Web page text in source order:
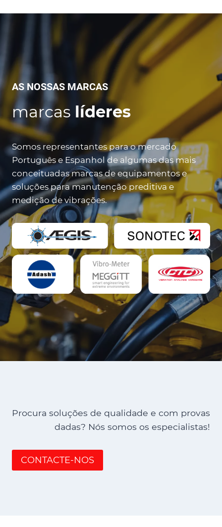
AS NOSSAS MARCAS
marcas líderes
Somos representantes para o mercado
Português e Espanhol de algumas das mais
conceituadas marcas de equipamentos e
soluções para manutenção preditiva e
medição de vibrações.
Procura soluções de qualidade e com provas
dadas? Nós somos os especialistas!
CONTACTE-NOS